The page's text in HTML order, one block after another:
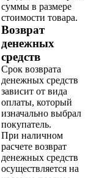
суммы в размере
стоимости товара.
Возврат
денежных
средств
Срок возврата
денежных средств
зависит от вида
оплаты, который
изначально выбрал
покупатель.
При наличном
расчете возврат
денежных средств
осуществляется на